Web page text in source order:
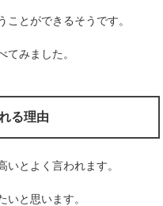
ことができるそうです。
てみました。
る理由
いとよく言われます。
いと思います。